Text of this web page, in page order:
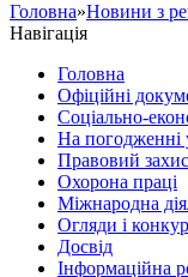
Головна»Новини з
Навігація
Головна
Офіційні
Соціально-
На погодженні
Правовий
Охорона праці
Міжнародна
Огляди і
Досвід
Інформаційна